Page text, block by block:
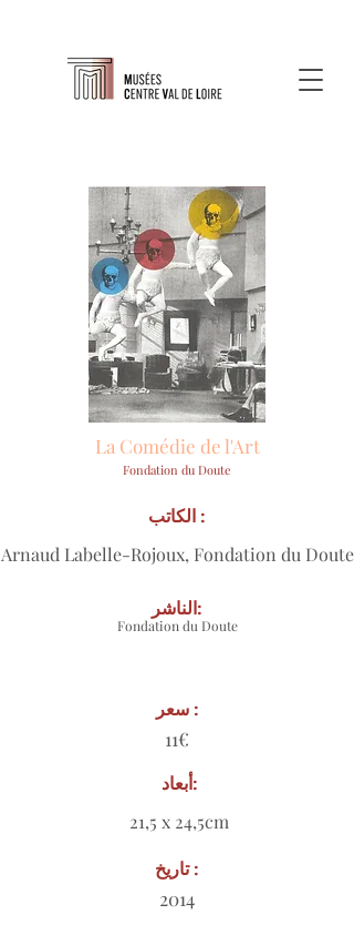
La Comédie de l'Art
Fondation du Doute
Arnaud Labelle-Rojoux, Fondation du Doute
الكاتب :
Fondation du Doute
الناشر:
سعر :
11€
أبعاد:
21,5 x 24,5cm
تاريخ :
2014